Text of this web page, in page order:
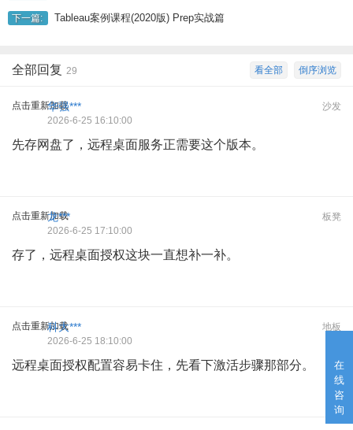
在
线
咨
询
下一篇: Tableau案例课程(2020版) Prep实战篇
倒序浏览
看全部
全部回复 29
点击重新加载 沙发
华强***
2026-6-25 16:10:00
先存网盘了，远程桌面服务正需要这个版本。
点击重新加载 板凳
龙***
2026-6-25 17:10:00
存了，远程桌面授权这块一直想补一补。
点击重新加载 地板
科大***
2026-6-25 18:10:00
远程桌面授权配置容易卡住，先看下激活步骤那部分。